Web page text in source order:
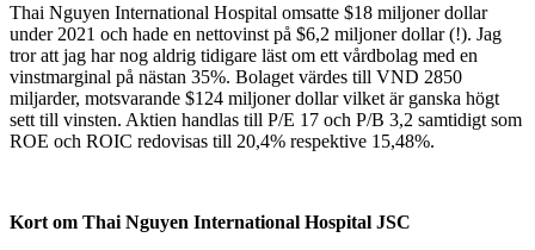
Thai Nguyen International Hospital omsatte $18 miljoner dollar
under 2021 och hade en nettovinst på $6,2 miljoner dollar (!). Jag
tror att jag har nog aldrig tidigare läst om ett vårdbolag med en
vinstmarginal på nästan 35%. Bolaget värdes till VND 2850
miljarder, motsvarande $124 miljoner dollar vilket är ganska högt
sett till vinsten. Aktien handlas till P/E 17 och P/B 3,2 samtidigt som
ROE och ROIC redovisas till 20,4% respektive 15,48%.
Kort om Thai Nguyen International Hospital JSC